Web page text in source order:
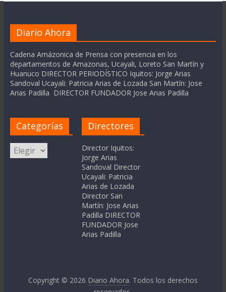
Diario Ahora
Cadena Amázonica de Prensa con presencia en los
departamentos de Amazonas, Ucayali, Loreto San Martín y
Huanuco DIRECTOR PERIODÍSTICO Iquitos: Jorge Arias
Sandoval Ucayali: Patricia Arias de Lozada San Martín: Jose
Arias Padilla DIRECTOR FUNDADOR Jose Arias Padilla
Categorías
Categorías
Directores
Director Iquitos:
Jorge Arias
Sandoval Director
Ucayali: Patricia
Arias de Lozada
Director San
Martín: Jose Arias
Padilla DIRECTOR
FUNDADOR Jose
Arias Padilla
Copyright © 2026 Diario Ahora. Todos los derechos